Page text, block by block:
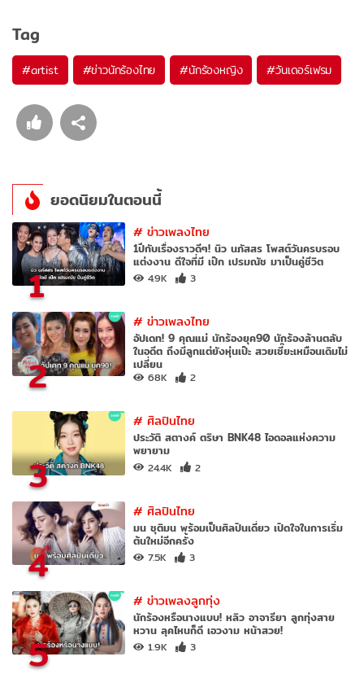
Tag
#artist #ข่าวนักร้องไทย #นักร้องหญิง #วันเดอร์เฟรม
ยอดนิยมในตอนนี้
1
#ข่าวเพลงไทย
1ปีกับเรื่องราวดีๆ! นิว นภัสสร โพสต์วันครบรอบ
แต่งงาน ดีใจที่มี เป๊ก เปรมณัช มาเป็นคู่ชีวิต
4.9K 3
2
#ข่าวเพลงไทย
อัปเดท! 9 คุณแม่ นักร้องยุค90 นักร้องล้านตลับ
ในอดีต ถึงมีลูกแต่ยังหุ่นเป๊ะ สวยเซี๊ยะเหมือนเดิมไม่
เปลี่ยน
68K 2
3
#ศิลปินไทย
ประวัติ สตางค์ ตริษา BNK48 ไอดอลแห่งความ
พยายาม
24.4K 2
4
#ศิลปินไทย
มน ชุติมน พร้อมเป็นศิลปินเดี่ยว เปิดใจในการเริ่ม
ต้นใหม่อีกครั้ง
7.5K 3
5
#ข่าวเพลงลูกทุ่ง
นักร้องหรือนางแบบ! หลิว อาจารียา ลูกทุ่งสาย
หวาน ลุคไหนก็ดี เอวงาม หน้าสวย!
1.9K 3